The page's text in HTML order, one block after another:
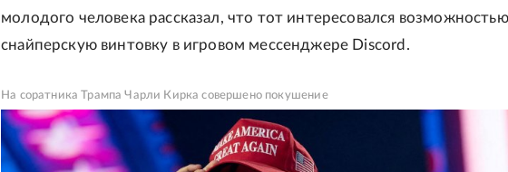
молодого человека рассказал, что тот интересовался
снайперскую винтовку в игровом мессенджере Discord.
На соратника Трампа Чарли Кирка совершено покушение